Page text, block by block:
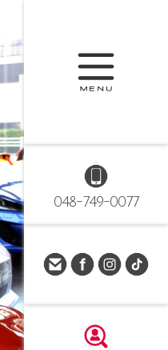
048-749-0077